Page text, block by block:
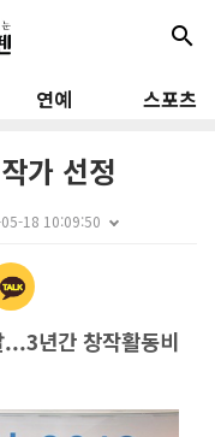
search
연예 스포츠
가 선정
18 10:09:50
...3년간 창작활동비